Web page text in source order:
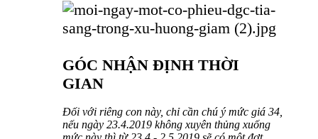
GÓC NHẬN ĐỊNH THỜI
GIAN
Đối với riêng con này, chỉ cần chú ý mức giá 34,
nếu ngày 23.4.2019 không xuyên thủng xuống